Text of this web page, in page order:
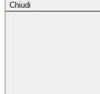
Chiudi